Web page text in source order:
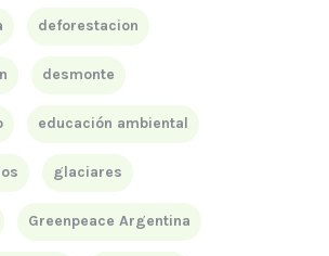
deforestacion
desmonte
educación ambiental
glaciares
Greenpeace Argentina